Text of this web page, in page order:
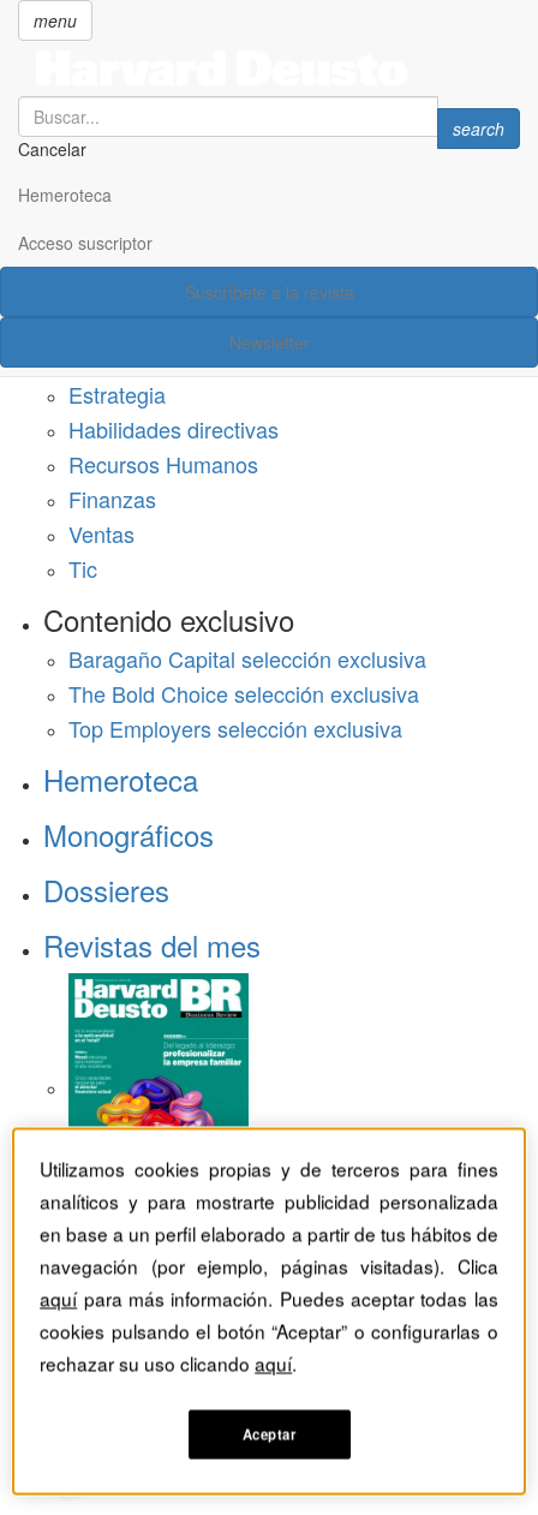
principal
menu
Search
Cancelar
Search
search
Hemeroteca
Acceso suscriptor
Suscríbete a la revista
Newsletter
Acceso suscriptor
Estrategia
Habilidades directivas
Recursos Humanos
Finanzas
Ventas
Tic
Contenido exclusivo
Baragaño Capital selección exclusiva
The Bold Choice selección exclusiva
Top Employers selección exclusiva
Hemeroteca
Monográficos
Dossieres
Revistas del mes
Utilizamos cookies propias y de terceros para fines
analíticos y para mostrarte publicidad personalizada
en base a un perfil elaborado a partir de tus hábitos de
navegación (por ejemplo, páginas visitadas). Clica
aquípara más información. Puedes aceptar todas las
cookies pulsando el botón “Aceptar” o configurarlas o
rechazar su uso clicandoaquí.
Aceptar